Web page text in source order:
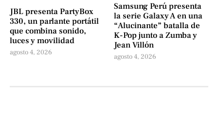
JBL presenta PartyBox
330, un parlante portátil
que combina sonido,
luces y movilidad
agosto 4, 2026
Samsung Perú presenta
la serie Galaxy A en una
“Alucinante” batalla de
K-Pop junto a Zumba y
Jean Villón
agosto 4, 2026